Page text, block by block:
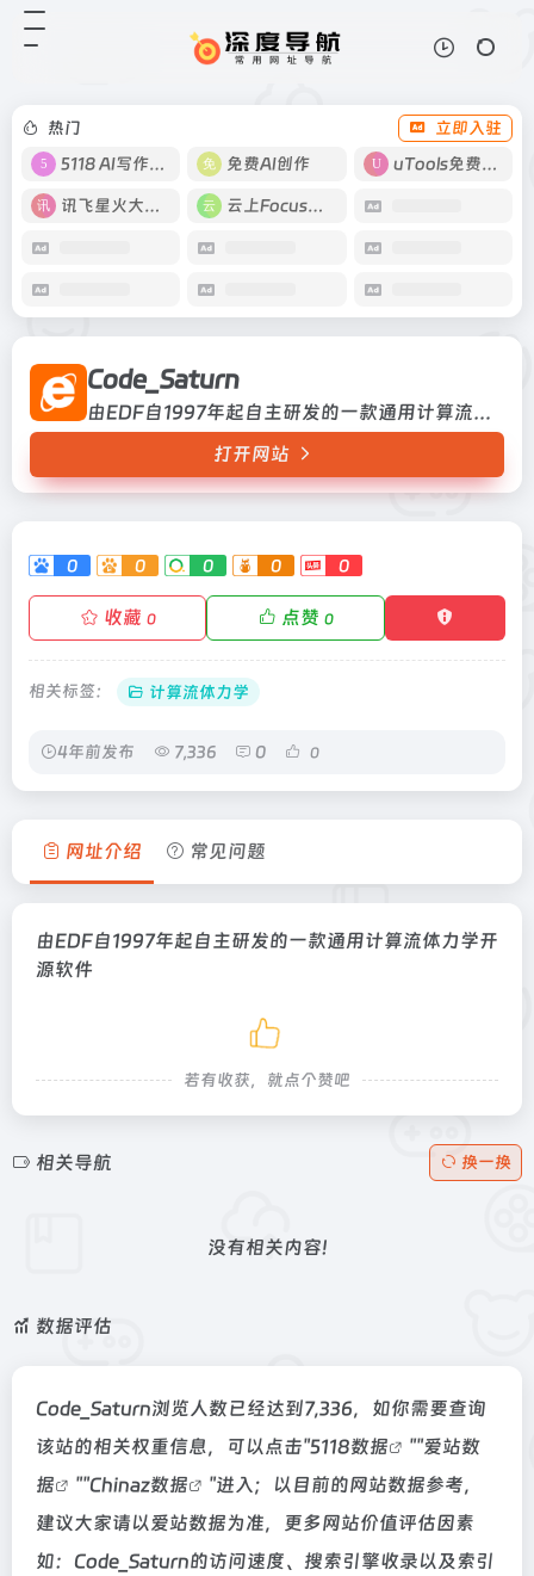
热门
立即入驻
5118 AI写作工具
免费AI创作 uTools免费工具箱
讯飞星火大模型 云上Focus接码
Code_Saturn
由EDF自1997年起自主研发的一款通用计算流体力学开源软件
打开网站
0 0 0 0 0
收藏 0 点赞 0
相关标签： 计算流体力学
4年前发布 7,336 0 0
网址介绍 常见问题
由EDF自1997年起自主研发的一款通用计算流体力学开
源软件
若有收获，就点个赞吧
相关导航 换一换
没有相关内容!
数据评估
Code_Saturn浏览人数已经达到7,336，如你需要查询
该站的相关权重信息，可以点击"5118数据 ""爱站数
据
""Chinaz数据
"进入；以目前的网站数据参考，
建议大家请以爱站数据为准，更多网站价值评估因素
如：Code_Saturn的访问速度、搜索引擎收录以及索引